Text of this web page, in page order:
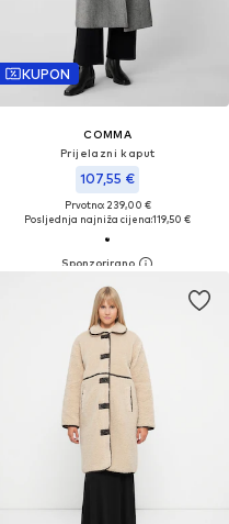
KUPON
COMMA
Prijelazni kaput
107,55 €
Prvotno: 239,00 €
Posljednja najniža cijena:119,50 €